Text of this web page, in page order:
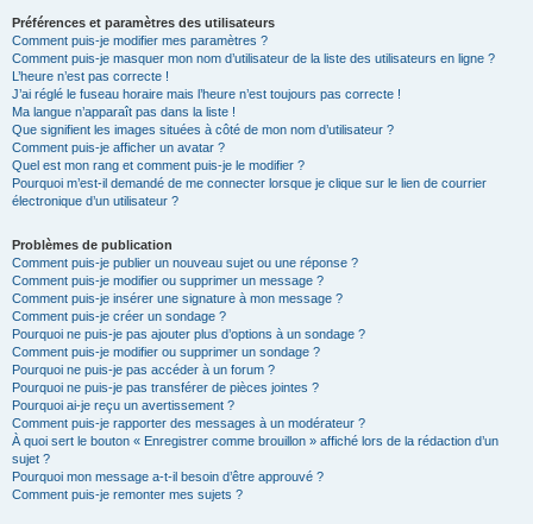
Préférences et paramètres des utilisateurs
Comment puis-je modifier mes paramètres ?
Comment puis-je masquer mon nom d’utilisateur de la liste des utilisateurs en ligne ?
L’heure n’est pas correcte !
J’ai réglé le fuseau horaire mais l’heure n’est toujours pas correcte !
Ma langue n’apparaît pas dans la liste !
Que signifient les images situées à côté de mon nom d’utilisateur ?
Comment puis-je afficher un avatar ?
Quel est mon rang et comment puis-je le modifier ?
Pourquoi m’est-il demandé de me connecter lorsque je clique sur le lien de courrier
électronique d’un utilisateur ?
Problèmes de publication
Comment puis-je publier un nouveau sujet ou une réponse ?
Comment puis-je modifier ou supprimer un message ?
Comment puis-je insérer une signature à mon message ?
Comment puis-je créer un sondage ?
Pourquoi ne puis-je pas ajouter plus d’options à un sondage ?
Comment puis-je modifier ou supprimer un sondage ?
Pourquoi ne puis-je pas accéder à un forum ?
Pourquoi ne puis-je pas transférer de pièces jointes ?
Pourquoi ai-je reçu un avertissement ?
Comment puis-je rapporter des messages à un modérateur ?
À quoi sert le bouton « Enregistrer comme brouillon » affiché lors de la rédaction d’un
sujet ?
Pourquoi mon message a-t-il besoin d’être approuvé ?
Comment puis-je remonter mes sujets ?